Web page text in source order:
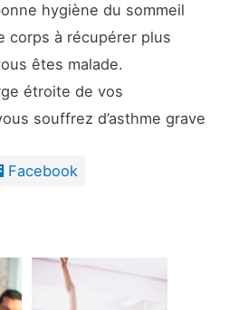
hygiène du sommeil
corps à récupérer plus
êtes malade.
étroite de vos
souffrez d’asthme grave
Facebook